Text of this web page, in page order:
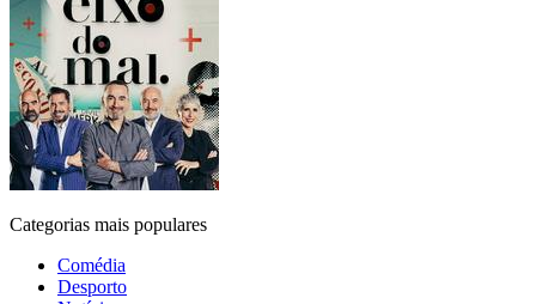
Categorias mais populares
Comédia
Desporto